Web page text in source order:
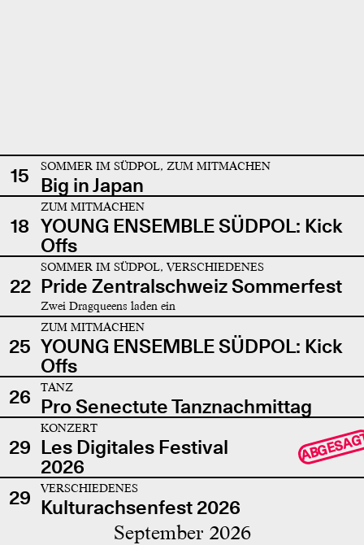
15 SOMMER IM SÜDPOL, ZUM MITMACHEN
Big in Japan
18
ZUM MITMACHEN
YOUNG ENSEMBLE SÜDPOL: Kick
Offs
22
SOMMER IM SÜDPOL, VERSCHIEDENES
Pride Zentralschweiz Sommerfest
Zwei Dragqueens laden ein
25
ZUM MITMACHEN
YOUNG ENSEMBLE SÜDPOL: Kick
Offs
26
TANZ
Pro Senectute Tanznachmittag
29
KONZERT
Les Digitales Festival
2026
29 VERSCHIEDENES
Kulturachsenfest 2026
September 2026